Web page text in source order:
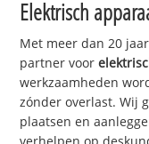
Elektrisch
Met meer dan 20
partner voor
werkzaamheden
zónder overlast. Wij
plaatsen en